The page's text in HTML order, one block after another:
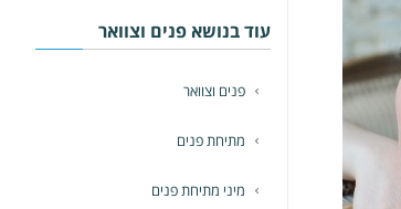
עוד בנושא פנים וצוואר
פנים וצוואר
מתיחת פנים
מיני מתיחת פנים